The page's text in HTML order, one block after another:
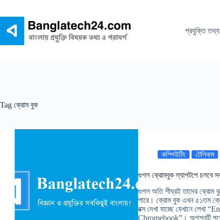
প্রযুক্তি তথ্য
Tag ক্রোম বুক
কম্পিউটিং টেলিকম
গুগল ক্রোমবুক ল্যাপটপে চলবে
গুগল অতি শীঘ্রই তাদের ক্রোম
পারে। ক্রোম বুক এখন ৫১তম
বক্স দেখা যাচ্ছে যেখানে
Chromebook”। অপশনটি